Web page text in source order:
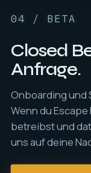
04 / BETA
Closed
Anfrage.
Onboarding und
Wenn du
betreibst und
uns auf deine